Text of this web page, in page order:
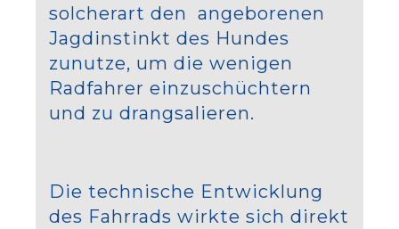
solcherart den angeborenen
Jagdinstinkt des Hundes
zunutze, um die wenigen
Radfahrer einzuschüchtern
und zu drangsalieren.
Die technische Entwicklung
des Fahrrads wirkte sich direkt